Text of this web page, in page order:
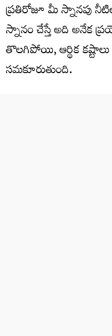
ప్రతిరోజూ మీ స్నానపు
స్నానం చేస్తే అది అనేక
తొల‌గిపోయి, ఆర్థిక
స‌మ‌కూరుతుంది.